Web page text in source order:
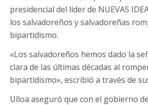
presidencial del líder de NUEVAS
los salvadoreños y salvadoreñas
bipartidismo.
«Los salvadoreños hemos dado la
clara de las últimas décadas al
bipartidismo», escribió a través de
Ulloa aseguró que con el gobierno